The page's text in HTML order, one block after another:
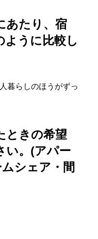
あたり、宿
ように比較し
暮らしのほうがずっ
ときの希望
い。(アパー
シェア・間